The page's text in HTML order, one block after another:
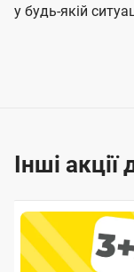
у будь-якій
Інші